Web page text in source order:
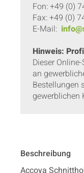
Fon: +49 (0)
Fax: +49 (0)
E-Mail:
Hinweis:
Dieser
an
Bestellungen
gewerblichen
Beschreibung